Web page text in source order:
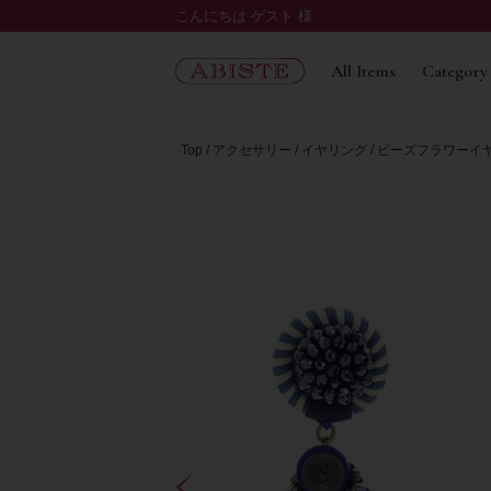
こんにちは ゲスト 様
All Items Category
Top アクセサリー イヤリング ビーズフラワーイ